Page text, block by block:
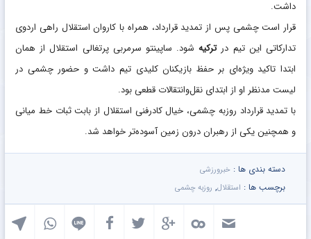
داشت.
قرار است چشمی پس از تمدید قرارداد، همراه با کاروان استقلال راهی اردوی
تدارکاتی این تیم درترکیهشود. ساپینتو سرمربی پرتغالی استقلال از همان
ابتدا تاکید ویژه‌ای بر حفظ بازیکنان کلیدی تیم داشت و حضور چشمی در
لیست مدنظر او از ابتدای نقل‌وانتقالات قطعی بود.
با تمدید قرارداد روزبه چشمی، خیال کادرفنی استقلال از بابت ثبات خط میانی
و همچنین یکی از رهبران درون زمین آسوده‌تر خواهد شد.
دسته بندی ها : خبرورزشی
برچسب ها : استقلال, روزبه چشمی